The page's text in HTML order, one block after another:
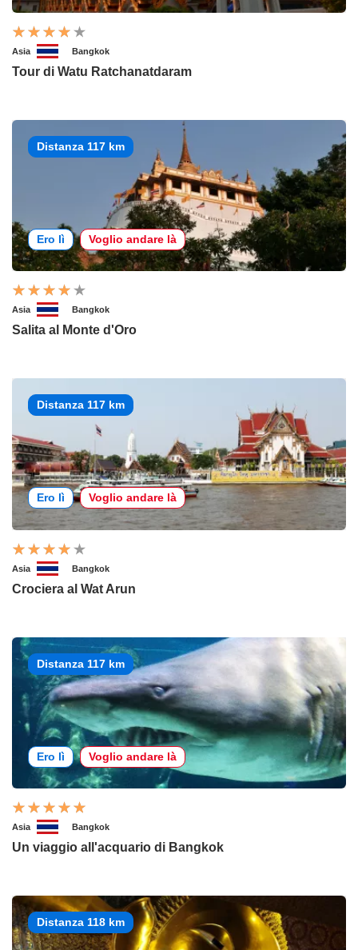
Asia Bangkok
Tour di Watu Ratchanatdaram
Distanza 117 km
Ero lì Voglio andare là
Asia Bangkok
Salita al Monte d'Oro
Distanza 117 km
Ero lì Voglio andare là
Asia Bangkok
Crociera al Wat Arun
Distanza 117 km
Ero lì Voglio andare là
Asia Bangkok
Un viaggio all'acquario di Bangkok
Distanza 118 km